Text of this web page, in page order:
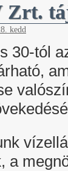
Zrt.
kedd
30-tól
a